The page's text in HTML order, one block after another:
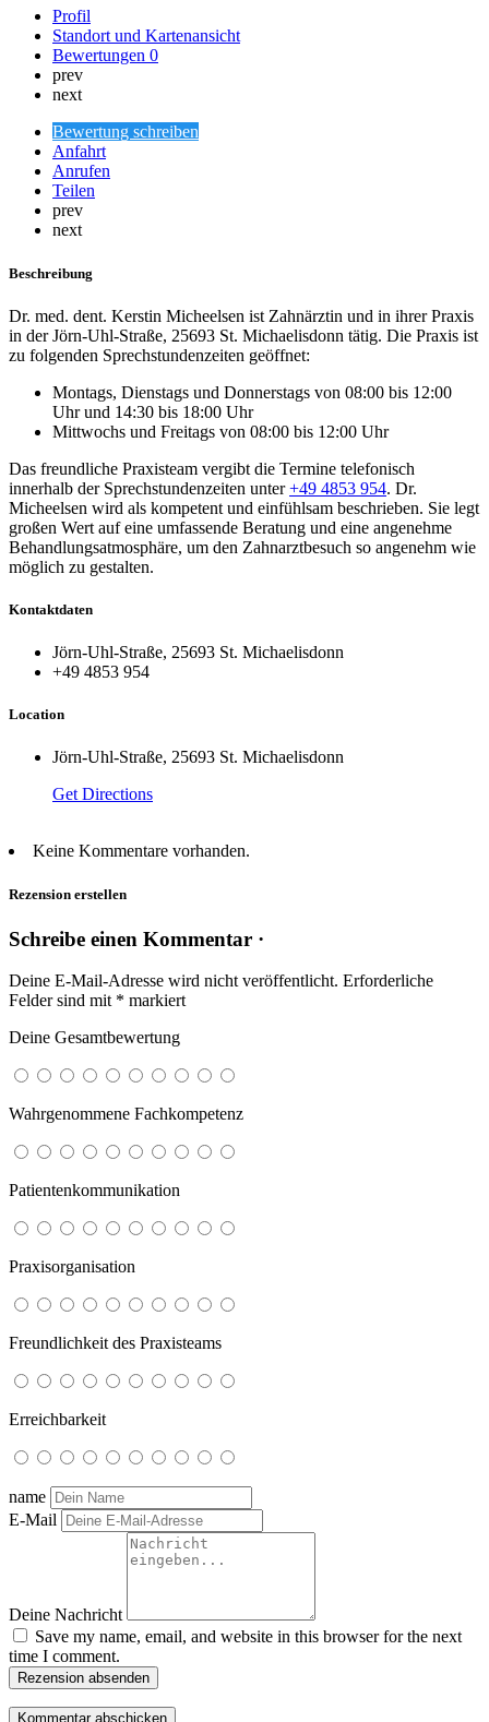
Profil
Standort und Kartenansicht
Bewertungen 0
prev
next
Bewertung schreiben
Anfahrt
Anrufen
Teilen
prev
next
Beschreibung
Dr. med. dent. Kerstin Micheelsen ist Zahnärztin und in ihrer Praxis
in der Jörn-Uhl-Straße, 25693 St. Michaelisdonn tätig. Die Praxis ist
zu folgenden Sprechstundenzeiten geöffnet:
Montags, Dienstags und Donnerstags von 08:00 bis 12:00
Uhr und 14:30 bis 18:00 Uhr
Mittwochs und Freitags von 08:00 bis 12:00 Uhr
Das freundliche Praxisteam vergibt die Termine telefonisch
innerhalb der Sprechstundenzeiten unter+49 4853 954. Dr.
Micheelsen wird als kompetent und einfühlsam beschrieben. Sie legt
großen Wert auf eine umfassende Beratung und eine angenehme
Behandlungsatmosphäre, um den Zahnarztbesuch so angenehm wie
möglich zu gestalten.
Kontaktdaten
Jörn-Uhl-Straße, 25693 St. Michaelisdonn
+49 4853 954
Location
Jörn-Uhl-Straße, 25693 St. Michaelisdonn
Get Directions
Keine Kommentare vorhanden.
Rezension erstellen
Schreibe einen Kommentar ·
Deine E-Mail-Adresse wird nicht veröffentlicht. Erforderliche
Felder sind mit * markiert
Deine Gesamtbewertung
Wahrgenommene Fachkompetenz
Patientenkommunikation
Praxisorganisation
Freundlichkeit des Praxisteams
Erreichbarkeit
name
E-Mail
Deine Nachricht
Save my name, email, and website in this browser for the next
time I comment.
Rezension absenden